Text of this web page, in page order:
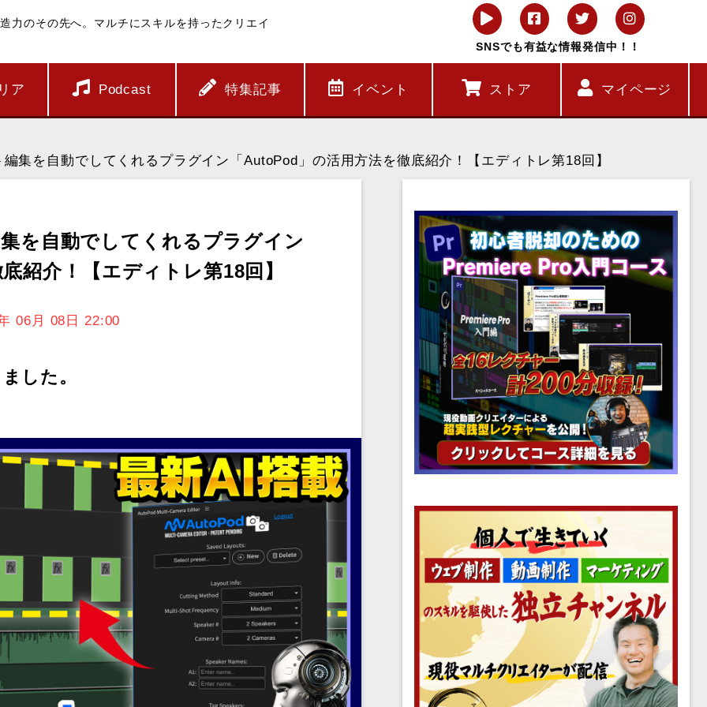
力のその先へ。マルチにスキルを持ったクリエイ
SNSでも有益な情報発信中！！
ア Podcast 特集記事 イベント ストア マイページ
集を自動でしてくれるプラグイン「AutoPod」の活用方法を徹底紹介！【エディトレ第18回】
を自動でしてくれるプラグイン
紹介！【エディトレ第18回】
06月 08日 22:00
した。